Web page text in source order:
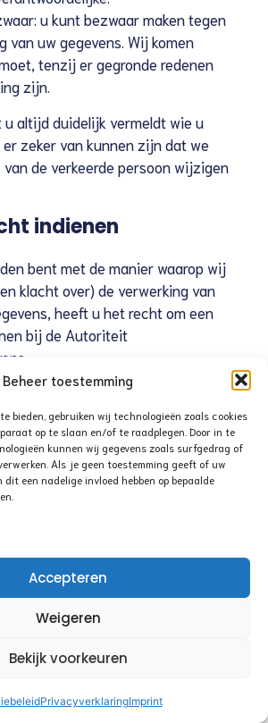
Beheer toestemming
bieden, gebruiken wij technologieën zoals cookies
op te slaan en/of te raadplegen. Door in te
kunnen wij gegevens zoals surfgedrag of
Als je geen toestemming geeft of uw
een nadelige invloed hebben op bepaalde
Accepteren
Weigeren
Bekijk voorkeuren
PrivacyverklaringImprint
u kunt bezwaar maken tegen
van uw gegevens. Wij komen
tenzij er gegronde redenen
zijn.
u altijd duidelijk vermeldt wie u
zeker van kunnen zijn dat we
van de verkeerde persoon wijzigen
indienen
bent met de manier waarop wij
klacht over) de verwerking van
heeft u het recht om een
bij de Autoriteit
| Paxtonstraat 3 N | 8013RP |
tendercare.nu
+31644876498
om gegevens
verzoeken bieden wij
gebruik te maken van ons